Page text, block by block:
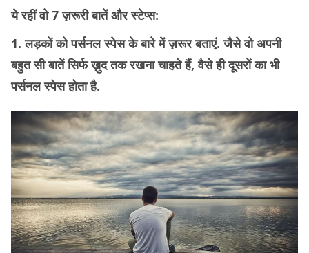
ये रहीं वो 7 ज़रूरी बातें और स्टेप्स:
1. लड़कों को पर्सनल स्पेस के बारे में ज़रूर बताएं. जैसे वो अपनी
बहुत सी बातें सिर्फ ख़ुद तक रखना चाहते हैं, वैसे ही दूसरों का भी
पर्सनल स्पेस होता है.